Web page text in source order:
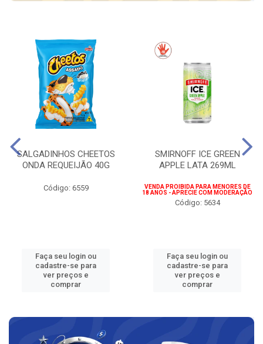
SALGADINHOS CHEETOS
ONDA REQUEIJÃO 40G
Código: 6559
Faça seu login ou
cadastre-se para
ver preços e
comprar
SMIRNOFF ICE GREEN
APPLE LATA 269ML
VENDA PROIBIDA PARA MENORES DE
18 ANOS - APRECIE COM MODERAÇÃO
Código: 5634
Faça seu login ou
cadastre-se para
ver preços e
comprar